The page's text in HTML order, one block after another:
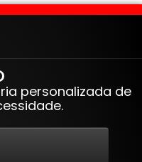
personalizada de